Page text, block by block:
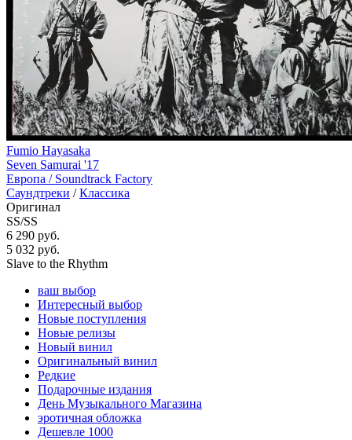
Fumio Hayasaka
Seven Samurai '17
Европа / Soundtrack Factory
Саундтреки /Классика
Оригинал
SS/SS
6 290 руб.
5 032 руб.
Slave to the Rhythm
ваш выбор
Интересный выбор
Новые поступления
Новые релизы
Новый винил
Оригинальный винил
Редкие
Подарочные издания
День Музыкального Магазина
эротичная обложка
Дешевле 1000